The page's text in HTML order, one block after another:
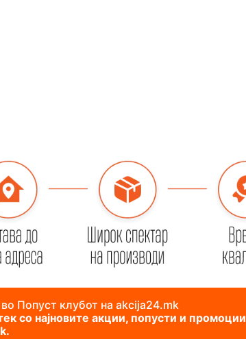
Попуст клубот на akcija24.mk
со најновите акции, попусти и промоции